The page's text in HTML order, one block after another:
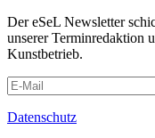
Der eSeL Newsletter
unserer Terminredaktion
Kunstbetrieb.
Datenschutz